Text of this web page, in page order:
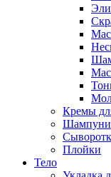
Кремы
Шампуни
Плойки
Тело